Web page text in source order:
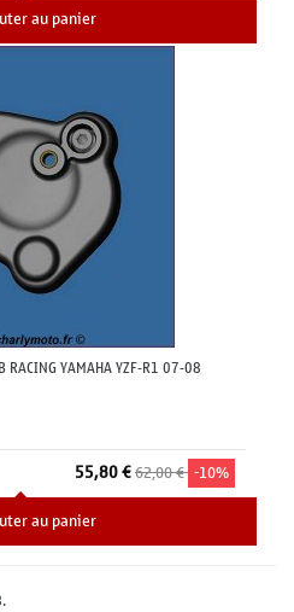
au panier
YAMAHA YZF-R1 07-08
55,80 €62,00 € -10%
au panier